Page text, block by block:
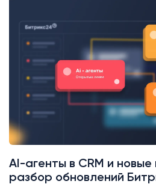
AI-агенты в CRM и
разбор обновлений